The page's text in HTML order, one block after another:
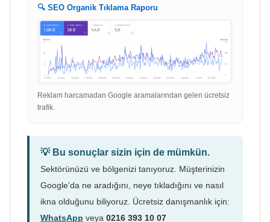
🔍 SEO Organik Tıklama Raporu
Reklam harcamadan Google aramalarından gelen ücretsiz
trafik.
💡 Bu sonuçlar sizin için de mümkün.
Sektörünüzü ve bölgenizi tanıyoruz. Müşterinizin
Google'da ne aradığını, neye tıkladığını ve nasıl
ikna olduğunu biliyoruz. Ücretsiz danışmanlık için:
WhatsApp veya 0216 393 10 07